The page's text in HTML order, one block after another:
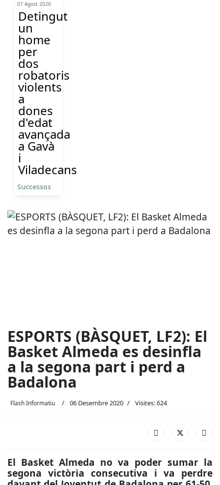
07 Agost 2026
Detingut
un
home
per
dos
robatoris
violents
a
dones
d'edat
avançada
a Gavà
i
Viladecans
Successos
ESPORTS (BÀSQUET, LF2): El
Basket Almeda es desinfla
a la segona part i perd a
Badalona
Flash Informatiu 06 Desembre 2020 Visites: 624
El Basket Almeda no va poder sumar la
segona victòria consecutiva i va perdre